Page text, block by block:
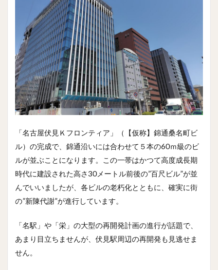
「名古屋伏見Ｋフロンティア」（【仮称】錦通桑名町ビ
ル）の完成で、錦通沿いには合わせて５本の60ｍ級のビ
ルが並ぶことになります。この一帯はかつて高度成長期
時代に建設された高さ30メートル前後の”百尺ビル”が並
んでいいましたが、各ビルの老朽化とともに、確実に街
の”新陳代謝”が進行しています。
「名駅」や「栄」の大型の再開発計画の進行が話題で、
あまり目立ちませんが、伏見駅周辺の再開発も見逃せま
せん。